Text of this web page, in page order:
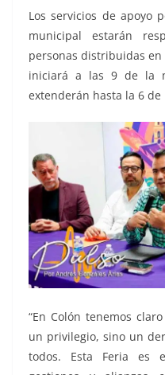
Los servicios de apoyo
municipal estarán
personas distribuidas
iniciará a las 9 de la
extenderán hasta la 6 de
“En Colón tenemos
un privilegio, sino un
todos. Esta Feria es